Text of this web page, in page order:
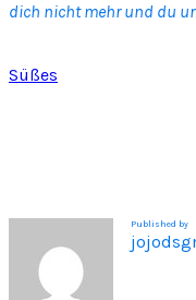
dich nicht mehr und du
Süßes
Published by